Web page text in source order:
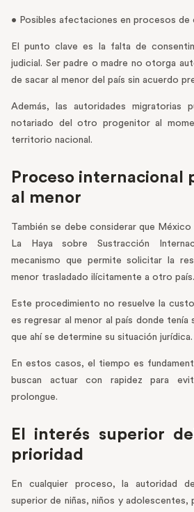
• Posibles afectaciones en procesos de
El punto clave es la falta de
judicial. Ser padre o madre no otorga
de sacar al menor del país sin acuerdo
Además, las autoridades migratorias
notariado del otro progenitor al
territorio nacional.
Proceso internacional
al menor
También se debe considerar que
La Haya sobre Sustracción
mecanismo que permite solicitar la
menor trasladado ilícitamente a otro país.
Este procedimiento no resuelve la
es regresar al menor al país donde tenía
que ahí se determine su situación jurídica.
En estos casos, el tiempo es
buscan actuar con rapidez para
prolongue.
El interés superior
prioridad
En cualquier proceso, la autoridad
superior de niñas, niños y